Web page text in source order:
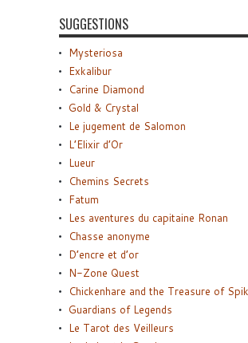
SUGGESTIONS
Mysteriosa
Exkalibur
Carine Diamond
Gold & Crystal
Le jugement de Salomon
L’Elixir d’Or
Lueur
Chemins Secrets
Fatum
Les aventures du capitaine Ronan
Chasse anonyme
D’encre et d’or
N-Zone Quest
Chickenhare and the Treasure of
Guardians of Legends
Le Tarot des Veilleurs